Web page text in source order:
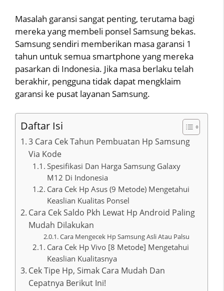
Masalah garansi sangat penting, terutama bagi
mereka yang membeli ponsel Samsung bekas.
Samsung sendiri memberikan masa garansi 1
tahun untuk semua smartphone yang mereka
pasarkan di Indonesia. Jika masa berlaku telah
berakhir, pengguna tidak dapat mengklaim
garansi ke pusat layanan Samsung.
Daftar Isi
3 Cara Cek Tahun Pembuatan Hp Samsung
Via Kode
Spesifikasi Dan Harga Samsung Galaxy
M12 Di Indonesia
Cara Cek Hp Asus (9 Metode) Mengetahui
Keaslian Kualitas Ponsel
Cara Cek Saldo Pkh Lewat Hp Android Paling
Mudah Dilakukan
Cara Mengecek Hp Samsung Asli Atau Palsu
Cara Cek Hp Vivo [8 Metode] Mengetahui
Keaslian Kualitasnya
Cek Tipe Hp, Simak Cara Mudah Dan
Cepatnya Berikut Ini!